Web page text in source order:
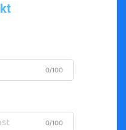
0/100
0/100